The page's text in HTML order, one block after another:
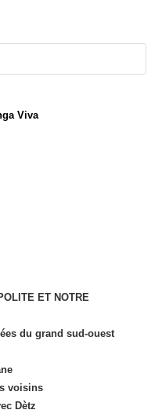
Viva
ET NOTRE
du grand sud-ouest
voisins
Dètz